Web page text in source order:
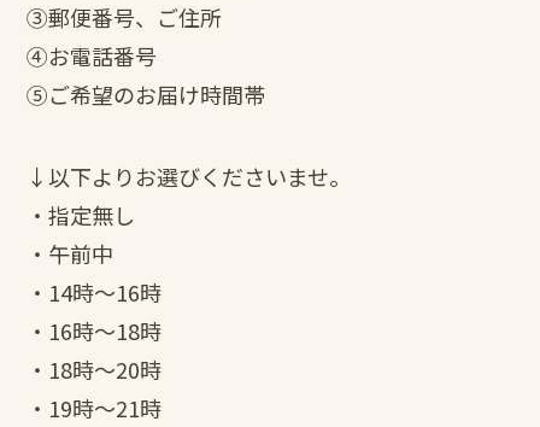
③郵便番号、ご住所
④お電話番号
⑤ご希望のお届け時間帯
↓以下よりお選びくださいませ。
・指定無し
・午前中
・14時～16時
・16時～18時
・18時～20時
・19時～21時